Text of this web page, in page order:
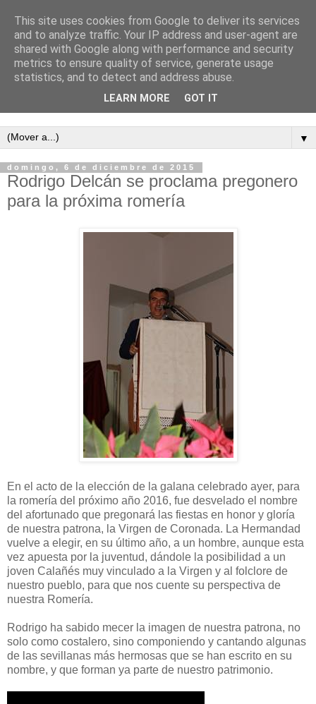
Semanario independiente de Calañas
▼
domingo, 6 de diciembre de 2015
Rodrigo Delcán se proclama pregonero
para la próxima romería
En el acto de la elección de la galana celebrado ayer, para
la romería del próximo año 2016, fue desvelado el nombre
del afortunado que pregonará las fiestas en honor y gloría
de nuestra patrona, la Virgen de Coronada. La Hermandad
vuelve a elegir, en su último año, a un hombre, aunque esta
vez apuesta por la juventud, dándole la posibilidad a un
joven Calañés muy vinculado a la Virgen y al folclore de
nuestro pueblo, para que nos cuente su perspectiva de
nuestra Romería.
Rodrigo ha sabido mecer la imagen de nuestra patrona, no
solo como costalero, sino componiendo y cantando algunas
de las sevillanas más hermosas que se han escrito en su
nombre, y que forman ya parte de nuestro patrimonio.
This site uses cookies from Google to deliver its services
and to analyze traffic. Your IP address and user-agent are
shared with Google along with performance and security
metrics to ensure quality of service, generate usage
statistics, and to detect and address abuse.
LEARN MORE GOT IT